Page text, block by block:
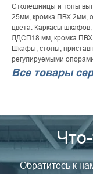
Столешницы и топы
25мм, кромка ПВХ 2мм,
цвета. Каркасы
ЛДСП18 мм, кромка
Шкафы, столы,
регулируемыми
Все товары
Обратитесь к